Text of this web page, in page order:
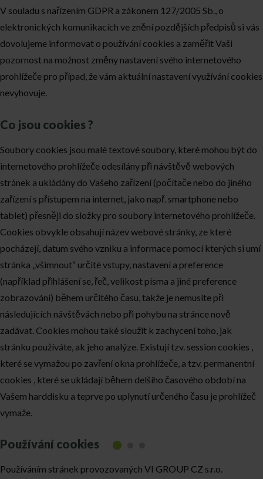
V souladu s nařízením GDPR a zákonem 127/2005 Sb., o
elektronických komunikacích ve znění pozdějších předpisů si vás
dovolujeme informovat o používání cookies a zaměřit Vaši
pozornost na možnost změny nastavení svého internetového
prohlížeče pro případ, že vám aktuální nastavení využívání cookies
nevyhovuje.
Co jsou cookies ?
Soubory cookies jsou malé textové soubory, které mohou být do
internetového prohlížeče odesílány při návštěvě webových
stránek a ukládány do Vašeho zařízení (počítače nebo do jiného
zařízení s přístupem na internet, jako např. smartphone nebo
tablet) přesněji do složky pro soubory internetového prohlížeče.
Cookies obvykle obsahují název webové stránky, ze které
pocházejí, datum svého vzniku a informace pomocí kterých si umí
stránka „všimnout“ určité vstupy, nastavení a preference
(například přihlášení se, řeč, velikost písma a jiné preference
zobrazování) během určitého času, takže je nemusíte při
následujících návštěvách nebo při pohybu na stránce nově
zadávat. Cookies mohou také sloužit k zachycení toho, jak
stránku používáte, ak jeho analýze. Existují tzv. session cookies ,
které se vymažou po zavření okna prohlížeče, a tzv. permanentní
cookies , které se ukládají během delšího časového období na
Vašem harddisku a teprve po uplynutí určeného času je prohlížeč
vymaže.
Používání cookies
Používáním stránek provozovaných VI GROUP CZ s.r.o.